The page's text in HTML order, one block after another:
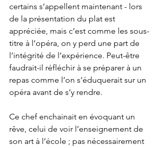
certains s’appellent maintenant - lors
de la présentation du plat est
appréciée, mais c’est comme les sous-
titre à l’opéra, on y perd une part de
l’intégrité de l’expérience. Peut-être
faudrait-il réfléchir à se préparer à un
repas comme l’on s’éduquerait sur un
opéra avant de s’y rendre.
Ce chef enchainait en évoquant un
rêve, celui de voir l’enseignement de
son art à l’école ; pas nécessairement